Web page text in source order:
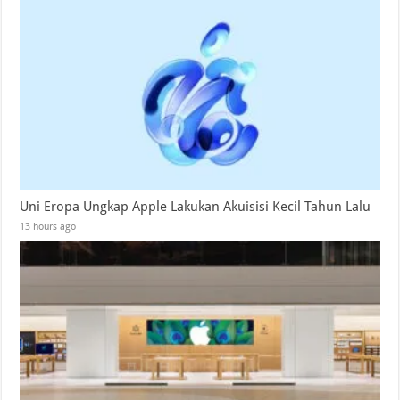
Uni Eropa Ungkap Apple Lakukan Akuisisi Kecil Tahun Lalu
13 hours ago